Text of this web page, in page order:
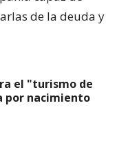
de la deuda y
el "turismo de
por nacimiento